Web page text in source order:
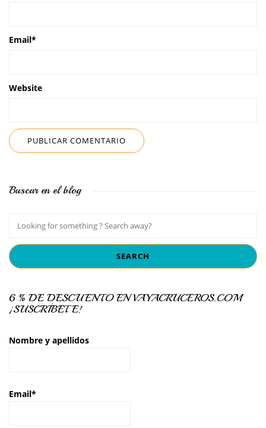
Email*
Website
Buscar en el blog
6 % DE DESCUENTO EN VAYACRUCEROS.COM
¡SUSCRÍBETE!
Nombre y apellidos
Email*